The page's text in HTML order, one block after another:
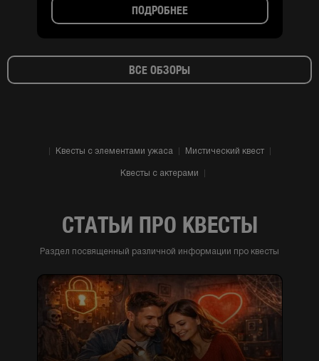
ПОДРОБНЕЕ
ВСЕ ОБЗОРЫ
Квесты с элементами ужаса Мистический квест
Квесты с актерами
СТАТЬИ ПРО КВЕСТЫ
Раздел посвященный различной информации про квесты